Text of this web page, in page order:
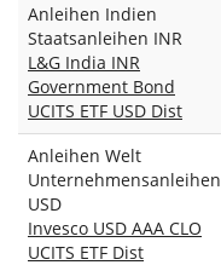
Anleihen Indien
Staatsanleihen INR
L&G India INR
Government Bond
UCITS ETF USD Dist
Anleihen Welt
Unternehmensanleihen
USD
Invesco USD AAA CLO
UCITS ETF Dist